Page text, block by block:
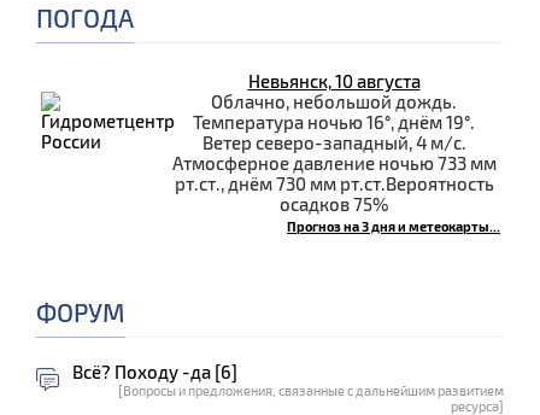
ПОГОДА
Невьянск, 10 августа
Облачно, небольшой дождь.
Температура ночью 16°, днём 19°.
Ветер северо-западный, 4 м/с.
Атмосферное давление ночью 733 мм
рт.ст., днём 730 мм рт.ст.Вероятность
осадков 75%
Прогноз на 3 дня и метеокарты...
ФОРУМ
Всё? Походу -да [6]
[Вопросы и предложения, связанные с дальнейшим развитием
ресурса]